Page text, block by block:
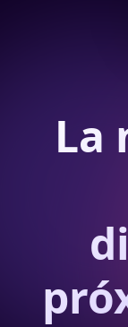
La